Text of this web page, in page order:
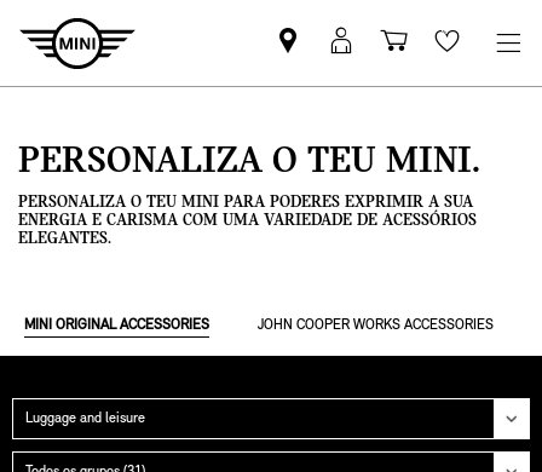
Pesquisar
parceiro
Iniciar
sessão
Carrinho
de
Wishlist
PERSONALIZA O TEU MINI.
PERSONALIZA O TEU MINI PARA PODERES EXPRIMIR A SUA
ENERGIA E CARISMA COM UMA VARIEDADE DE ACESSÓRIOS
ELEGANTES.
MINI ORIGINAL ACCESSORIES JOHN COOPER WORKS ACCESSORIES
Categoria
Grupo